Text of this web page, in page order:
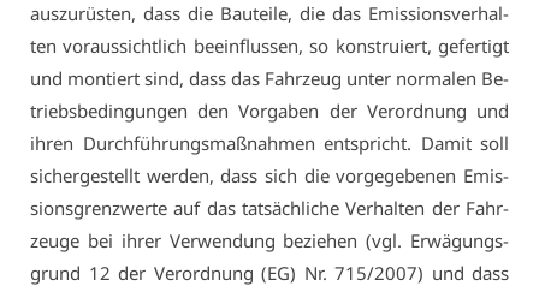
aus­zu­rüs­ten, dass die Bau­tei­le, die das Emis­si­ons­ver­hal­
ten vor­aus­sicht­lich be­ein­flus­sen, so kon­stru­iert, ge­fer­tigt
und mon­tiert sind, dass das Fahr­zeug un­ter nor­ma­len Be­
triebs­be­din­gun­gen den Vor­ga­ben der Ver­ord­nung und
ih­ren Durch­füh­rungs­maß­nah­men ent­spricht. Da­mit soll
si­cher­ge­stellt wer­den, dass sich die vor­ge­ge­be­nen Emis­
si­ons­grenz­wer­te auf das tat­säch­li­che Ver­hal­ten der Fahr­
zeu­ge bei ih­rer Ver­wen­dung be­zie­hen (vgl. Er­wä­gungs­
grund 12 der Ver­ord­nung (EG) Nr. 715/2007) und dass